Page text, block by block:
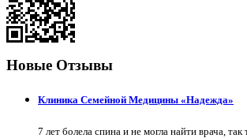
Новые Отзывы
Клиника Семейной Медицины «Надежда»
7 лет болела спина и не могла найти врача,